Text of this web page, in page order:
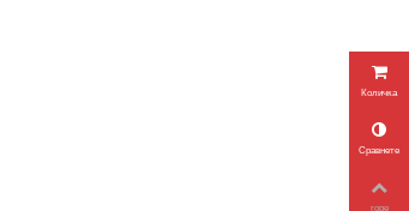
Количка
Сравнете